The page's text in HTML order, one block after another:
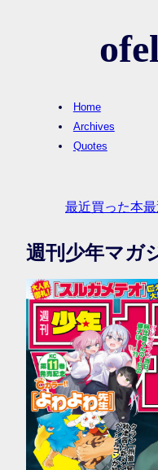
Home
Archives
Quotes
最近買った本
週刊少年マガ